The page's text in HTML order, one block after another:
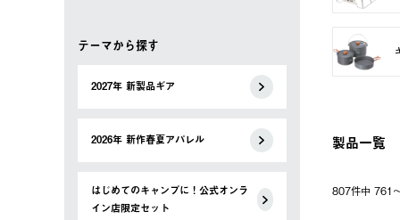
テーマから探す
2027年 新製品ギア
2026年 新作春夏アパレル
はじめてのキャンプに！公式オンラ
イン店限定セット
製品一覧
807件中 761